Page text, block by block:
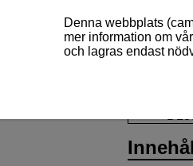
Denna webbplats
mer information om
och lagras endast